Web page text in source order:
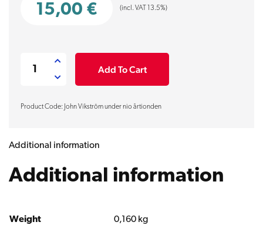
15,00 € (incl. VAT 13.5%)
Vikström
nio
:
teologie
ärkebiskop
Add To Cart
Product Code: John Vikström under nio årtionden
Additional information
Additional information
Weight
0,160 kg